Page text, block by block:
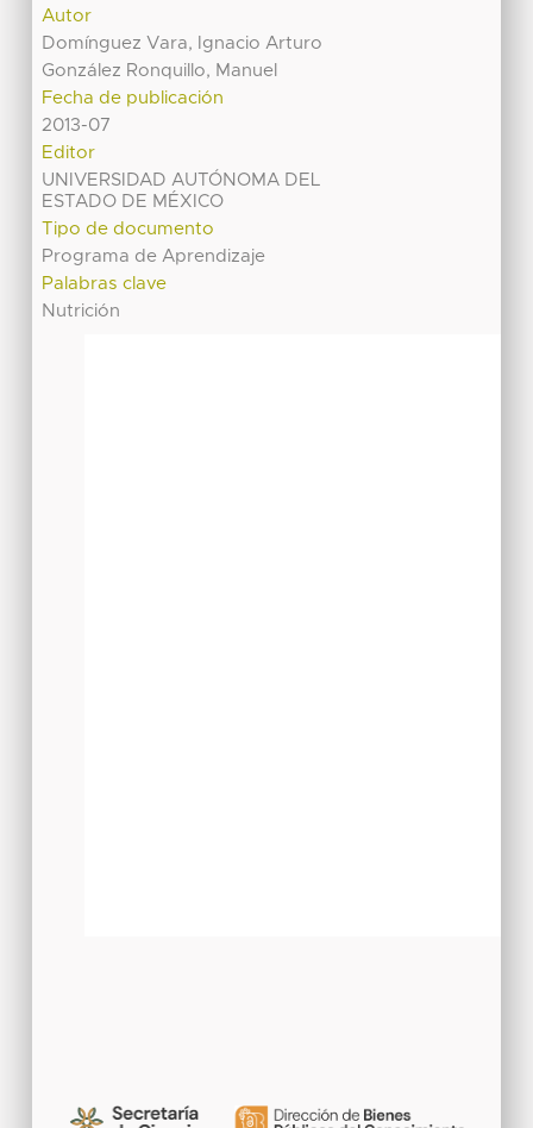
Autor
Domínguez Vara, Ignacio Arturo
González Ronquillo, Manuel
Fecha de publicación
2013-07
Editor
UNIVERSIDAD AUTÓNOMA DEL
ESTADO DE MÉXICO
Tipo de documento
Programa de Aprendizaje
Palabras clave
Nutrición